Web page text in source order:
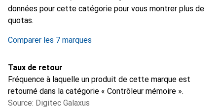
données pour cette catégorie pour vous montrer plus de
quotas.
Comparer les 7 marques
Taux de retour
Fréquence à laquelle un produit de cette marque est
retourné dans la catégorie « Contrôleur mémoire ».
Source: Digitec Galaxus